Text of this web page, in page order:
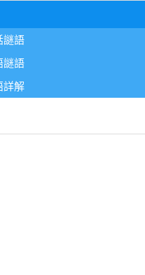
謎語
謎語
詳解